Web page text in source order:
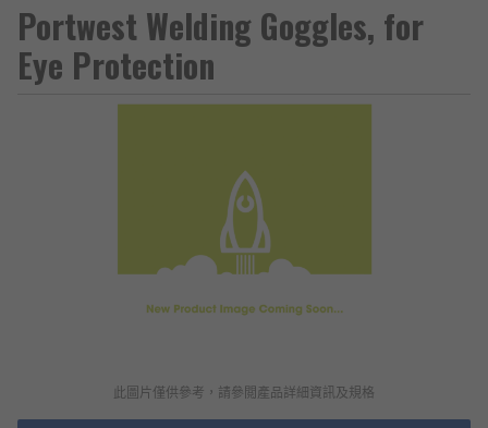
Portwest Welding Goggles, for
Eye Protection
此圖片僅供參考，請參閲產品詳細資訊及規格